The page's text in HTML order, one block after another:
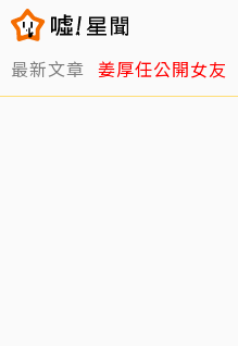
最新文章 姜厚任公開女友